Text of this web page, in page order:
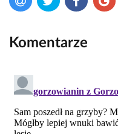
Komentarze